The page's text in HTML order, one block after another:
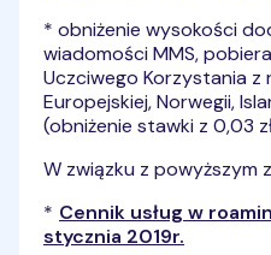
* obniżenie wysokości
wiadomości MMS,
Uczciwego Korzystania z
Europejskiej, Norwegii,
(obniżenie stawki z 0,03
W związku z powyższym
* Cennik usług w
stycznia 2019r.